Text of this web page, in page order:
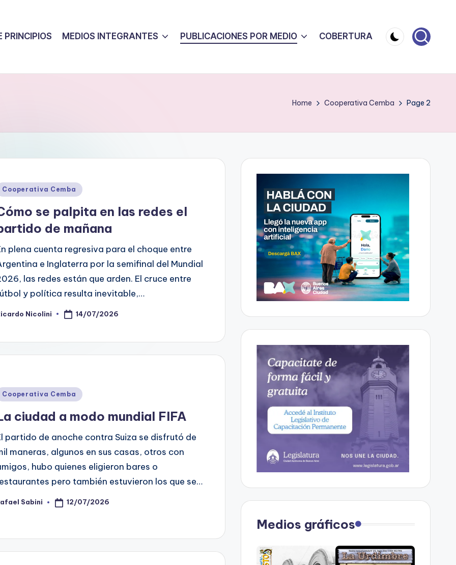
PRINCIPIOS MEDIOS INTEGRANTES PUBLICACIONES POR MEDIO COBERTURA
Home Cooperativa Cemba Page 2
Cooperativa Cemba
se palpita en las redes el
de mañana
plena cuenta regresiva para el choque entre
e Inglaterra por la semifinal del Mundial
las redes están que arden. El cruce entre
y política resulta inevitable,…
Nicolini 14/07/2026
Cooperativa Cemba
ciudad a modo mundial FIFA
partido de anoche contra Suiza se disfrutó de
maneras, algunos en sus casas, otros con
hubo quienes eligieron bares o
pero también estuvieron los que se…
Sabini 12/07/2026
Medios gráficos